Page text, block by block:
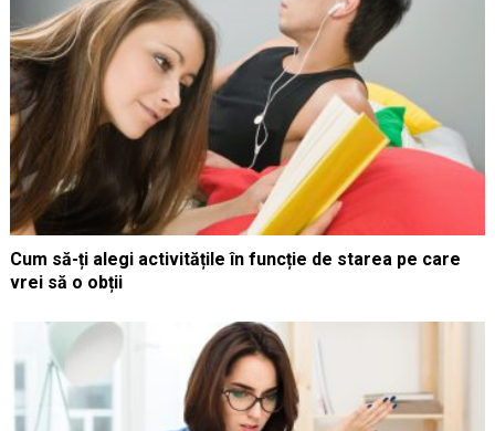
Cum să-ți alegi activitățile în funcție de starea pe care
vrei să o obții